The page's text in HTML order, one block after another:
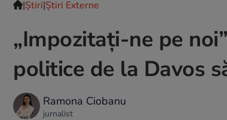
|Ştiri|Știri Externe
„Impozitați-ne pe
politice de la Davos
Ramona Ciobanu
jurnalist